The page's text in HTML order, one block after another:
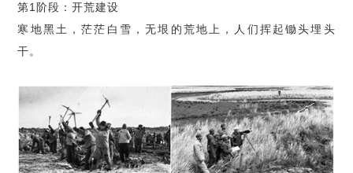
第1阶段：开荒建设
寒地黑土，茫茫白雪，无垠的荒地上，人们挥起锄头埋头
干。